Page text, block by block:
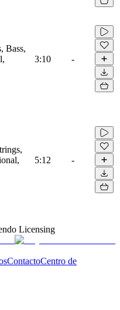
Bass,
3:10 -
5:12 -
Licensing
ContactoCentro de